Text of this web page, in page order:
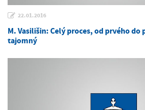
22.01.2016
M. Vasilišin: Celý proces, od prvého
tajomný